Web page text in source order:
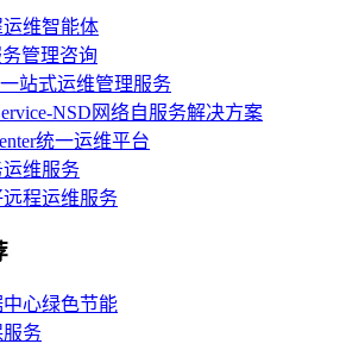
运维智能体
管理咨询
站式运维管理服务
NSD网络自服务解决方案
统一运维平台
运维服务
远程运维服务
心绿色节能
务